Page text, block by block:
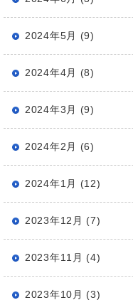
2024年5月 (9)
2024年4月 (8)
2024年3月 (9)
2024年2月 (6)
2024年1月 (12)
2023年12月 (7)
2023年11月 (4)
2023年10月 (3)